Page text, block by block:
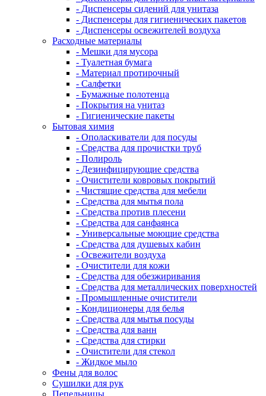
- Диспенсеры сидений для унитаза
- Диспенсеры для гигиенических пакетов
- Диспенсеры освежителей воздуха
Расходные материалы
- Мешки для мусора
- Туалетная бумага
- Материал протирочный
- Салфетки
- Бумажные полотенца
- Покрытия на унитаз
- Гигиенические пакеты
Бытовая химия
- Ополаскиватели для посуды
- Средства для прочистки труб
- Полироль
- Дезинфицирующие средства
- Очистители ковровых покрытий
- Чистящие средства для мебели
- Средства для мытья пола
- Средства против плесени
- Средства для санфаянса
- Универсальные моющие средства
- Средства для душевых кабин
- Освежители воздуха
- Очистители для кожи
- Средства для обезжиривания
- Средства для металлических поверхностей
- Промышленные очистители
- Кондиционеры для белья
- Средства для мытья посуды
- Средства для ванн
- Средства для стирки
- Очистители для стекол
- Жидкое мыло
Фены для волос
Сушилки для рук
Пепельницы